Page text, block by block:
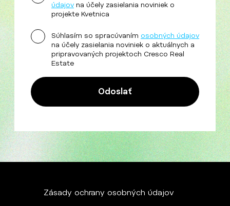
údajov na účely zasielania noviniek o
projekte Kvetnica
Súhlasím so spracúvaním osobných údajov
na účely zasielania noviniek o aktuálnych a
pripravovaných projektoch Cresco Real
Estate
Zásady ochrany osobných údajov